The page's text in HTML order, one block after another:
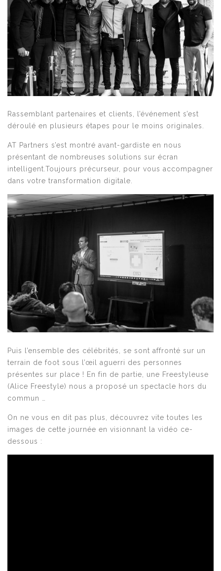
Rassemblant partenaires et clients, l’événement s’est
déroulé en plusieurs étapes pour le moins originales.
AT Partners s’est montré avant-gardiste en nous
présentant de nombreuses solutions sur écran
intelligent.Toujours précurseur, pour vous accompagner
dans votre transformation digitale.
Puis l’ensemble des célébrités, se sont affronté sur un
terrain de foot sous l’œil aguerri des personnes
présentes sur place ! En fin de partie, une Freestyleuse
(Alice Freestyle) nous a proposé un spectacle hors du
commun …
On ne vous en dit pas plus, découvrez vite toutes les
images de cette journée en visionnant la vidéo ce-
dessous :